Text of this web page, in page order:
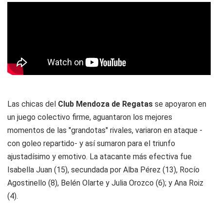
Las chicas del Club Mendoza de Regatas se apoyaron en
un juego colectivo firme, aguantaron los mejores
momentos de las "grandotas" rivales, variaron en ataque -
con goleo repartido- y así sumaron para el triunfo
ajustadísimo y emotivo. La atacante más efectiva fue
Isabella Juan (15), secundada por Alba Pérez (13), Rocío
Agostinello (8), Belén Olarte y Julia Orozco (6); y Ana Roiz
(4).